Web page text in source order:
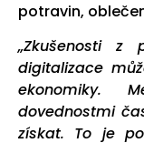
potravin,
„Zkušenosti z
digitalizace
ekonomiky.
dovednostmi
získat. To je